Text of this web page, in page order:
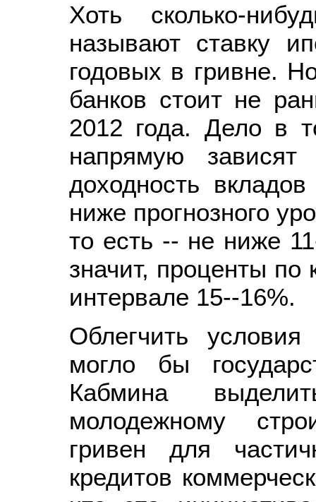
Хоть сколько-
называют ставку
годовых в гривне.
банков стоит не
2012 года. Дело в
напрямую
доходность
ниже прогнозного
то есть -- не ниже
значит, проценты
интервале 15--16%.
Облегчить условия
могло бы
Кабмина
молодежному
гривен для
кредитов